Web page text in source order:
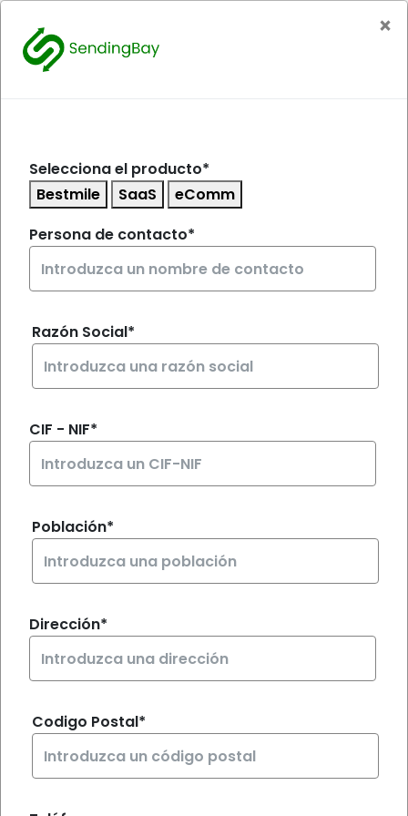
sus datos.
Regístrate
×
Selecciona el producto*
Bestmile
SaaS
eComm
Persona de contacto*
Razón Social*
CIF - NIF*
Población*
Dirección*
Codigo Postal*